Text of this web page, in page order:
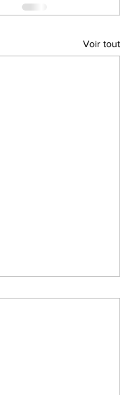
Voir tout